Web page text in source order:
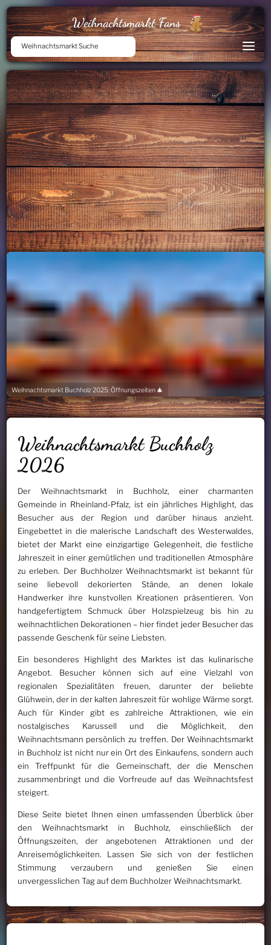
Weihnachtsmarkt Fans
Weihnachtsmarkt Suche
Weihnachtsmarkt Buchholz 2025: Öffnungszeiten 🎄
Weihnachtsmarkt Buchholz
2026
Der Weihnachtsmarkt in Buchholz, einer charmanten
Gemeinde in Rheinland-Pfalz, ist ein jährliches Highlight, das
Besucher aus der Region und darüber hinaus anzieht.
Eingebettet in die malerische Landschaft des Westerwaldes,
bietet der Markt eine einzigartige Gelegenheit, die festliche
Jahreszeit in einer gemütlichen und traditionellen Atmosphäre
zu erleben. Der Buchholzer Weihnachtsmarkt ist bekannt für
seine liebevoll dekorierten Stände, an denen lokale
Handwerker ihre kunstvollen Kreationen präsentieren. Von
handgefertigtem Schmuck über Holzspielzeug bis hin zu
weihnachtlichen Dekorationen – hier findet jeder Besucher das
passende Geschenk für seine Liebsten.
Ein besonderes Highlight des Marktes ist das kulinarische
Angebot. Besucher können sich auf eine Vielzahl von
regionalen Spezialitäten freuen, darunter der beliebte
Glühwein, der in der kalten Jahreszeit für wohlige Wärme sorgt.
Auch für Kinder gibt es zahlreiche Attraktionen, wie ein
nostalgisches Karussell und die Möglichkeit, den
Weihnachtsmann persönlich zu treffen. Der Weihnachtsmarkt
in Buchholz ist nicht nur ein Ort des Einkaufens, sondern auch
ein Treffpunkt für die Gemeinschaft, der die Menschen
zusammenbringt und die Vorfreude auf das Weihnachtsfest
steigert.
Diese Seite bietet Ihnen einen umfassenden Überblick über
den Weihnachtsmarkt in Buchholz, einschließlich der
Öffnungszeiten, der angebotenen Attraktionen und der
Anreisemöglichkeiten. Lassen Sie sich von der festlichen
Stimmung verzaubern und genießen Sie einen
unvergesslichen Tag auf dem Buchholzer Weihnachtsmarkt.